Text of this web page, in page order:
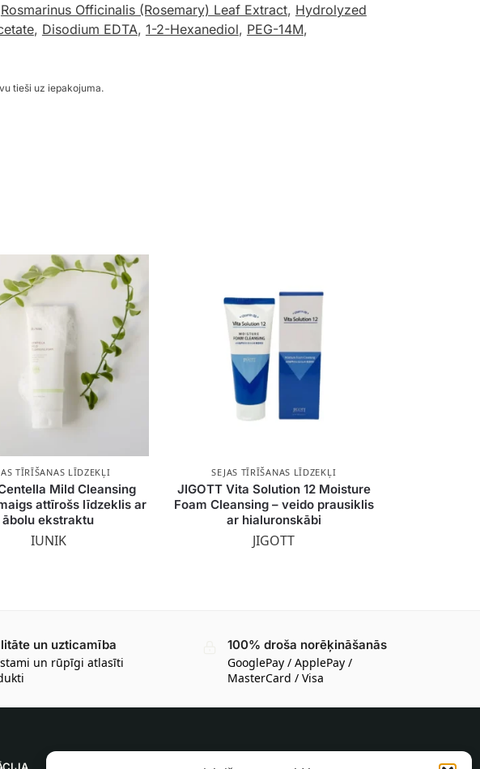
Rosmarinus Officinalis (Rosemary) Leaf Extract, Hydrolyzed
, Disodium EDTA, 1-2-Hexanediol, PEG-14M,
tieši uz iepakojuma.
TĪRĪŠANAS LĪDZEKĻI
Mild Cleansing
attīrošs līdzeklis ar
ābolu ekstraktu
IUNIK
SEJAS TĪRĪŠANAS LĪDZEKĻI
JIGOTT Vita Solution 12 Moisture
Foam Cleansing – veido prausiklis
ar hialuronskābi
JIGOTT
un uzticamība
un rūpīgi atlasīti
100% droša norēķināšanās
GooglePay / ApplePay /
MasterCard / Visa